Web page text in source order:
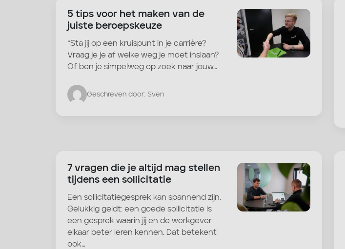
5 tips voor het maken van de
juiste beroepskeuze
“Sta jij op een kruispunt in je carrière?
Vraag je je af welke weg je moet inslaan?
Of ben je simpelweg op zoek naar jouw…
Geschreven door: Sven
7 vragen die je altijd mag stellen
tijdens een sollicitatie
Een sollicitatiegesprek kan spannend zijn.
Gelukkig geldt: een goede sollicitatie is
een gesprek waarin jij en de werkgever
elkaar beter leren kennen. Dat betekent
ook…